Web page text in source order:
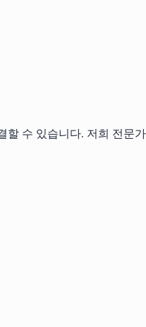
수 있습니다. 저희 전문